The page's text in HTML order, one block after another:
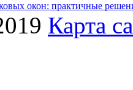
окон: практичные
Карта